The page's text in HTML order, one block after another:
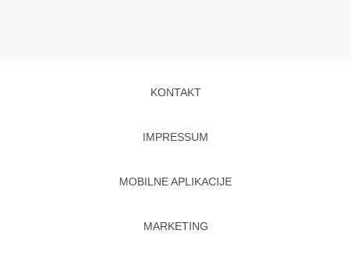
KONTAKT
IMPRESSUM
MOBILNE APLIKACIJE
MARKETING